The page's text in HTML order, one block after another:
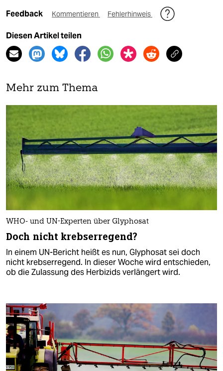
Feedback Kommentieren Fehlerhinweis
Diesen Artikel teilen
Mehr zum Thema
WHO- und UN-Experten über Glyphosat
Doch nicht krebserregend?
In einem UN-Bericht heißt es nun, Glyphosat sei doch
nicht krebserregend. In dieser Woche wird entschieden,
ob die Zulassung des Herbizids verlängert wird.